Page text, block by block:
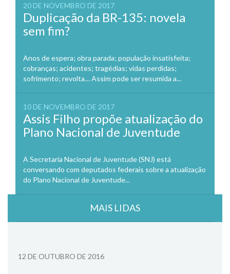
20 DE NOVEMBRO DE 2017
Duplicação da BR-135: novela
sem fim?
Anos de espera; obra parada; população insatisfeita;
cobranças; acidentes; tragédias; vidas perdidas;
sofrimento; revolta… Assim pode ser resumida a...
10 DE NOVEMBRO DE 2017
Assis Filho propõe atualização do
Plano Nacional de Juventude
A Secretaria Nacional de Juventude (SNJ) está
conversando com deputados federais sobre a atualização
do Plano Nacional de Juventude...
MAIS LIDAS
12 DE OUTUBRO DE 2016